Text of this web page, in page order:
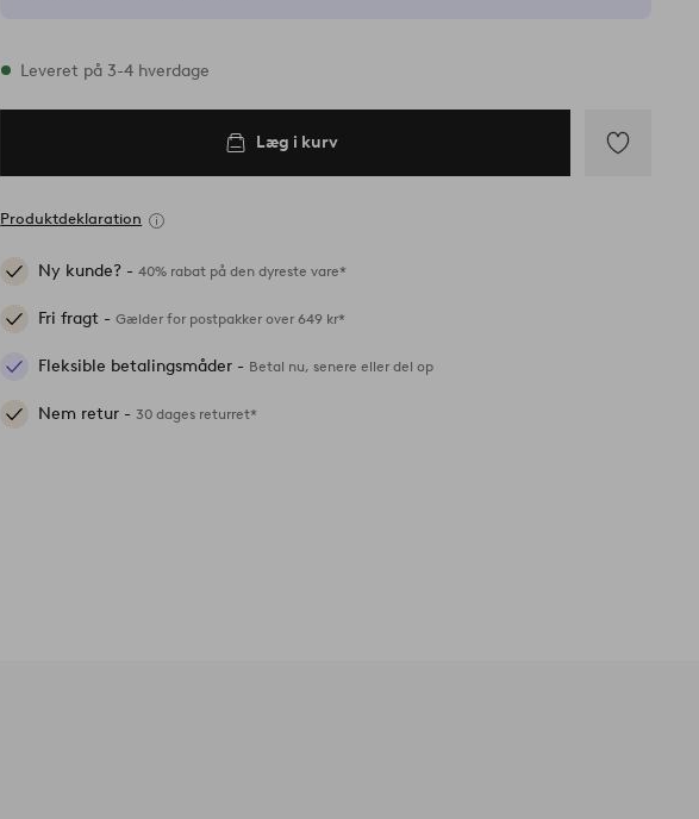
På lager
Leveret på 3-4 hverdage
Læg i kurv
Produktdeklaration
Ny kunde? -40% rabat på den dyreste vare*
Fri fragt -Gælder for postpakker over 649 kr*
Fleksible betalingsmåder - Betal nu, senere eller del op
Nem retur -30 dages returret*